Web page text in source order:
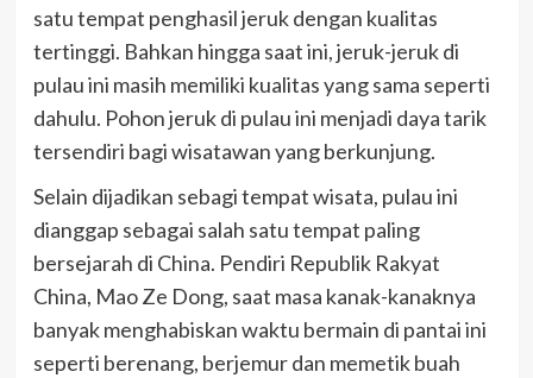
satu tempat penghasil jeruk dengan kualitas
tertinggi. Bahkan hingga saat ini, jeruk-jeruk di
pulau ini masih memiliki kualitas yang sama seperti
dahulu. Pohon jeruk di pulau ini menjadi daya tarik
tersendiri bagi wisatawan yang berkunjung.
Selain dijadikan sebagi tempat wisata, pulau ini
dianggap sebagai salah satu tempat paling
bersejarah di China. Pendiri Republik Rakyat
China, Mao Ze Dong, saat masa kanak-kanaknya
banyak menghabiskan waktu bermain di pantai ini
seperti berenang, berjemur dan memetik buah